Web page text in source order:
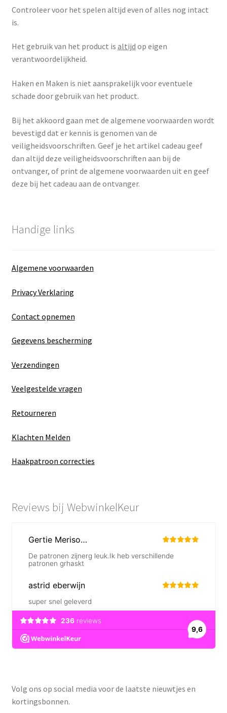
Controleer voor het spelen altijd even of alles nog intact
is.
Het gebruik van het product is altijd op eigen
verantwoordelijkheid.
Haken en Maken is niet aansprakelijk voor eventuele
schade door gebruik van het product.
Bij het akkoord gaan met de algemene voorwaarden wordt
bevestigd dat er kennis is genomen van de
veiligheidsvoorschriften. Geef je het artikel cadeau geef
dan altijd deze veiligheidsvoorschriften aan bij de
ontvanger, of print de algemene voorwaarden uit en geef
deze bij het cadeau aan de ontvanger.
Handige links
Algemene voorwaarden
Privacy Verklaring
Contact opnemen
Gegevens bescherming
Verzendingen
Veelgestelde vragen
Retourneren
Klachten Melden
Haakpatroon correcties
Reviews bij WebwinkelKeur
Volg ons op social media voor de laatste nieuwtjes en
kortingsbonnen.